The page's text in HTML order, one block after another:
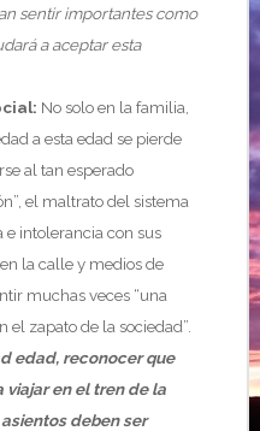
sentir importantes como
a aceptar esta
No solo en la familia,
a esta edad se pierde
al tan esperado
el maltrato del sistema
intolerancia con sus
la calle y medios de
muchas veces “una
el zapato de la sociedad”.
edad, reconocer que
viajar en el tren de la
deben ser